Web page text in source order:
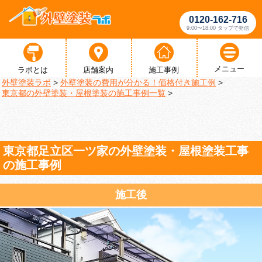
0120-162-716
9:00〜18:00 タップで発信
ラボとは 店舗案内 施工事例 メニュー
外壁塗装ラボ > 外壁塗装の費用が分かる！価格付き施工例 >
東京都の外壁塗装・屋根塗装の施工事例一覧 >
東京都足立区一ツ家の外壁塗装・屋根塗装工事
の施工事例
施工後